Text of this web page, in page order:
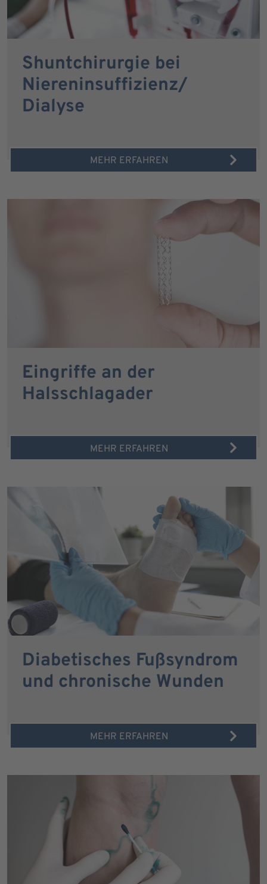
Shuntchirurgie bei
Niereninsuffizienz/
Dialyse
MEHR ERFAHREN
Eingriffe an der
Halsschlagader
MEHR ERFAHREN
Diabetisches Fußsyndrom
und chronische Wunden
MEHR ERFAHREN